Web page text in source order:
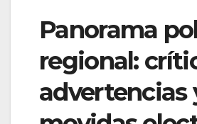
Panorama
regional:
advertencias